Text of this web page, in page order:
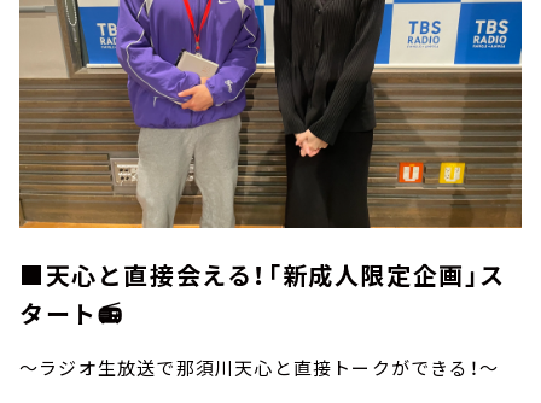
■天心と直接会える！「新成人限定企画」ス
タート📻
～ラジオ生放送で那須川天心と直接トークができる！～